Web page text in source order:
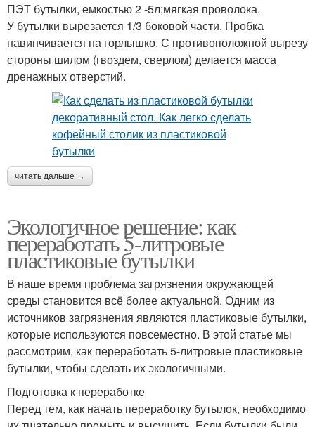
ПЭТ бутылки, емкостью 2 -5л;мягкая проволока.
У бутылки вырезается 1/3 боковой части. Пробка
навинчивается на горлышко. С противоположной вырезу
стороны шилом (гвоздем, сверлом) делается масса
дренажных отверстий.
читать дальше →
Экологичное решение: как
переработать 5-литровые
пластиковые бутылки
В наше время проблема загрязнения окружающей
среды становится всё более актуальной. Одним из
источников загрязнения являются пластиковые бутылки,
которые используются повсеместно. В этой статье мы
рассмотрим, как переработать 5-литровые пластиковые
бутылки, чтобы сделать их экологичными.
Подготовка к переработке
Перед тем, как начать переработку бутылок, необходимо